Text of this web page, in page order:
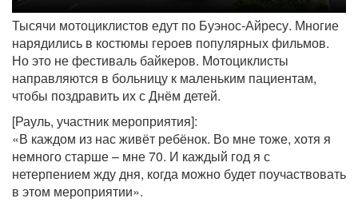
Тысячи мотоциклистов едут по Буэнос-Айресу. Многие
нарядились в костюмы героев популярных фильмов.
Но это не фестиваль байкеров. Мотоциклисты
направляются в больницу к маленьким пациентам,
чтобы поздравить их с Днём детей.
[Рауль, участник мероприятия]:
«В каждом из нас живёт ребёнок. Во мне тоже, хотя я
немного старше – мне 70. И каждый год я с
нетерпением жду дня, когда можно будет поучаствовать
в этом мероприятии».